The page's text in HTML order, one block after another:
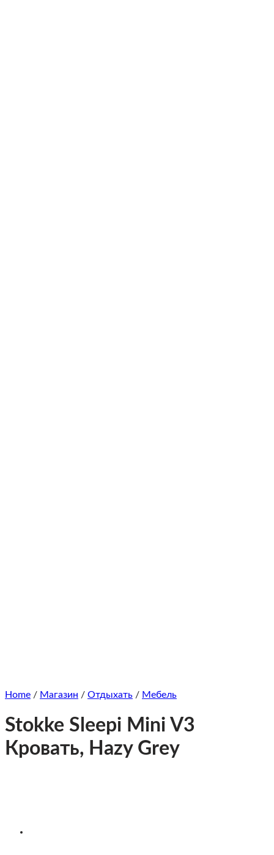
Home / Магазин / Отдыхать / Мебель
Stokke Sleepi Mini V3
Кровать, Hazy Grey